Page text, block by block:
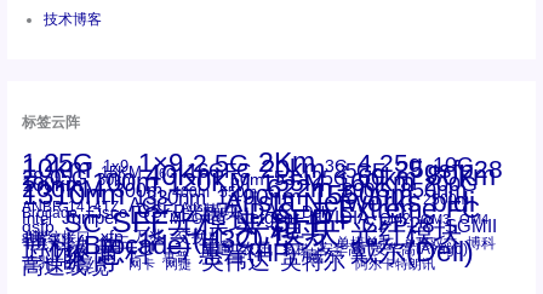
技术博客
标签云阵
1.25G 1x9 1×9 2.5G 2Km 3G 4.25g 10G
10km 15KM 16G 16GFC 20km 25GE 25gsfp28
28.05G 30km 40Km 50m 53.125G 60km 80km
100km 100m 120KM 155M 160km 200G
200KM 300m 400m 550m 622m 800G 850nm
1310nm 1330nm 1490nm 1550nm 2500m
ANBR-1414TZ AOC Arista Arista Networks bidi
Brocade Cisco CSFP光模块 DAC Dell Extreme FC
Intel Juniper LC MPO-LC Netgear NVIDIA OM2 OM3 OM4
qsfp SC SFF光模块 SFP+ SFP28 SGMII
st螺纹接口 xfp 万兆 交换机 光模块 光纤模块
千兆光模块 华三 华三(H3C) 华为 单模单芯 单模双芯 博科
博科(Brocade) 博通 友讯 多模 安华高 安华高(Avago)
工业级 思科 惠普 惠普(HP) 戴尔 戴尔(Dell)
百兆 瞻博 网卡 网捷 英伟达 英特尔 阿尔卡特朗讯
高速线缆